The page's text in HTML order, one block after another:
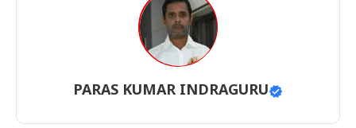
PARAS KUMAR INDRAGURU